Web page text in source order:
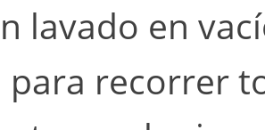
lavado en
para recorrer